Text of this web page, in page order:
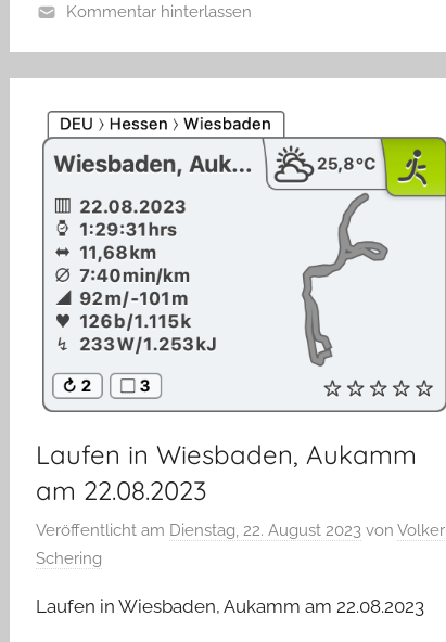
Kommentar hinterlassen
Laufen in Wiesbaden, Aukamm
am 22.08.2023
Veröffentlicht am Dienstag, 22. August 2023 vonVolker
Schering
Laufen in Wiesbaden, Aukamm am 22.08.2023